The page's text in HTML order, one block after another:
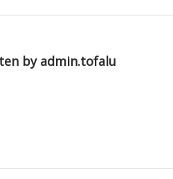
by admin.tofalu